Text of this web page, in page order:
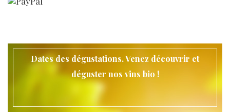
Dates des dégustations. Venez découvrir et
déguster nos vins bio !